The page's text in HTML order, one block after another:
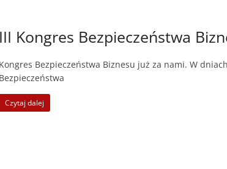
Kongres Bezpieczeństwa
Bezpieczeństwa Biznesu już za nami. W
Czytaj dalej